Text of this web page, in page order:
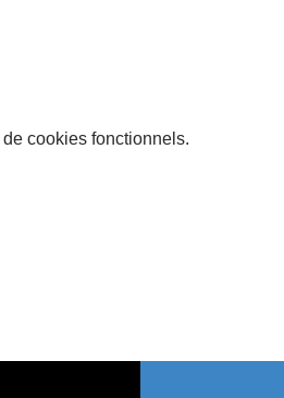
cookies fonctionnels.